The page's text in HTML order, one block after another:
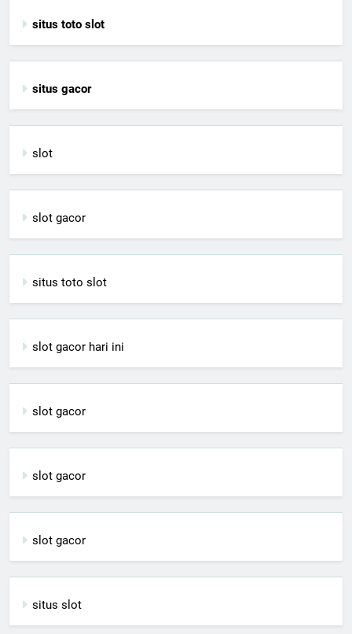
situs toto slot
situs gacor
slot
slot gacor
situs toto slot
slot gacor hari ini
slot gacor
slot gacor
slot gacor
situs slot